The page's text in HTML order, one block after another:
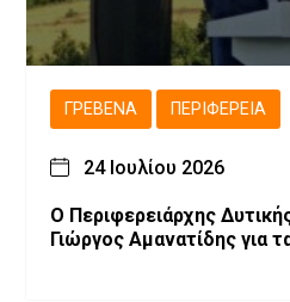
ΓΡΕΒΕΝΆ ΠΕΡΙΦΈΡΕΙΑ
24 Ιουλίου 2026
Ο Περιφερειάρχης
Γιώργος Αμανατίδης για